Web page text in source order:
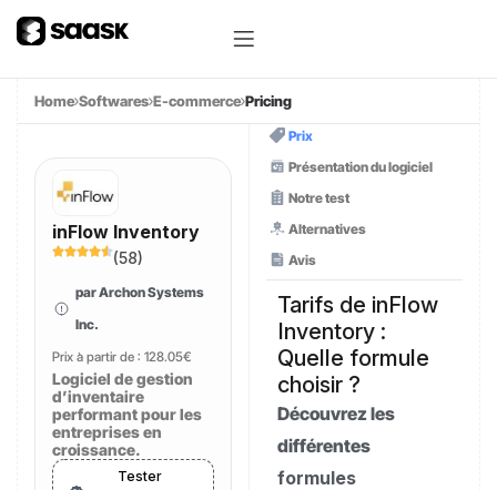
Home Softwares E-commerce Pricing
inFlow Inventory
(58)
par Archon Systems
Inc.
Prix à partir de : 128.05€
Logiciel de gestion
d’inventaire
performant pour les
entreprises en
croissance.
Tester
Prix
Présentation du logiciel
Notre test
Alternatives
Avis
Tarifs de inFlow
Inventory :
Quelle formule
choisir ?
Découvrez les
différentes
formules